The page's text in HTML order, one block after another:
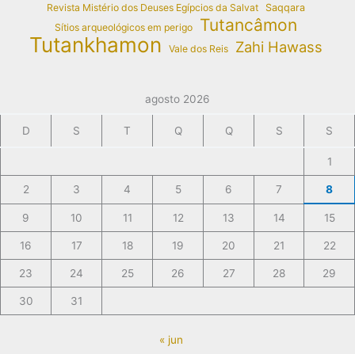
Revista Mistério dos Deuses Egípcios da Salvat
Saqqara
Sítios arqueológicos em perigo
Tutancâmon
Tutankhamon Vale dos Reis Zahi Hawass
agosto 2026
D S T Q Q S S
1
2 3 4 5 6 7 8
9 10 11 12 13 14 15
16 17 18 19 20 21 22
23 24 25 26 27 28 29
30 31
« jun